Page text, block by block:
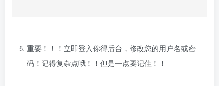
重要！！！立即登入你得后台，修改您的用户名或密
码！记得复杂点哦！！但是一点要记住！！